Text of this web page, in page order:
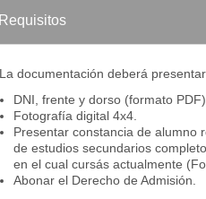
Requisitos
La documentación deberá
DNI, frente y dorso (formato
Fotografía digital 4x4.
Presentar constancia de alumno
de estudios secundarios
en el cual cursás actualmente
Abonar el Derecho de Admisión.